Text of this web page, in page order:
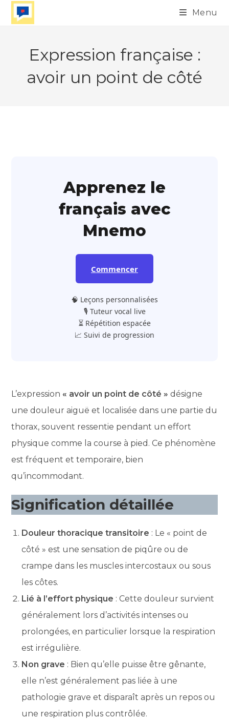
Skip
Menu
Expression française :
avoir un point de côté
Apprenez le
français avec
Mnemo
Commencer
🧠 Leçons personnalisées
🎙️ Tuteur vocal live
⏳ Répétition espacée
📈 Suivi de progression
L’expression « avoir un point de côté » désigne
une douleur aiguë et localisée dans une partie du
thorax, souvent ressentie pendant un effort
physique comme la course à pied. Ce phénomène
est fréquent et temporaire, bien
qu’incommodant.
Signification détaillée
Douleur thoracique transitoire : Le « point de
côté » est une sensation de piqûre ou de
crampe dans les muscles intercostaux ou sous
les côtes.
Lié à l’effort physique : Cette douleur survient
généralement lors d’activités intenses ou
prolongées, en particulier lorsque la respiration
est irrégulière.
Non grave : Bien qu’elle puisse être gênante,
elle n’est généralement pas liée à une
pathologie grave et disparaît après un repos ou
une respiration plus contrôlée.